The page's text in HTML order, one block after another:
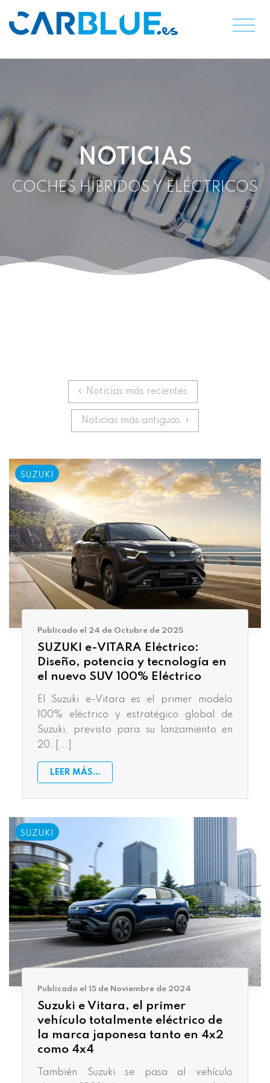
NOTICIAS
COCHES HÍBRIDOS Y ELÉCTRICOS
Noticias más recientes
Noticias más antiguas Siguiente
SUZUKI
Publicado el 24 de Octubre de 2025
SUZUKI e-VITARA Eléctrico:
Diseño, potencia y tecnología en
el nuevo SUV 100% Eléctrico
El Suzuki e-Vitara es el primer modelo
100% eléctrico y estratégico global de
Suzuki, previsto para su lanzamiento en
20. [...]
LEER MÁS...
SUZUKI
Publicado el 15 de Noviembre de 2024
Suzuki e Vitara, el primer
vehículo totalmente eléctrico de
la marca japonesa tanto en 4x2
como 4x4
También Suzuki se pasa al vehículo